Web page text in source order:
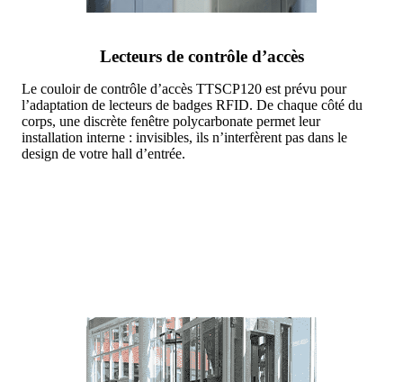
Lecteurs de contrôle d’accès
Le couloir de contrôle d’accès TTSCP120 est prévu pour
l’adaptation de lecteurs de badges RFID. De chaque côté du
corps, une discrète fenêtre polycarbonate permet leur
installation interne : invisibles, ils n’interfèrent pas dans le
design de votre hall d’entrée.